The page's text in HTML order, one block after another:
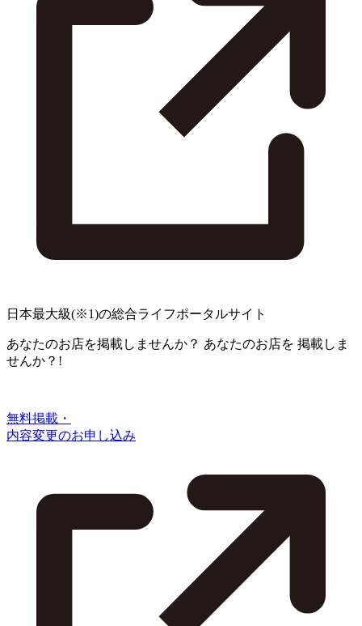
日本最大級(※1)の総合ライフポータルサイト
あなたのお店を掲載しませんか？ あなたのお店を 掲載しま
せんか？!
無料掲載・
内容変更のお申し込み